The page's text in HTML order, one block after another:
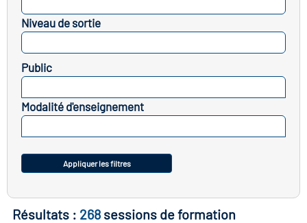
emploi-formation
des transitions
construction)
des secteurs(en
Niveau de sortie
Public
Modalité d'enseignement
Appliquer les filtres
Résultats : 268 sessions de formation